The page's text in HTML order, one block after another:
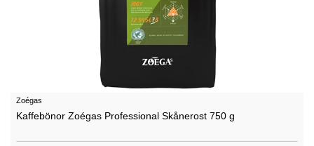
Zoégas
Kaffebönor Zoégas Professional Skånerost 750 g